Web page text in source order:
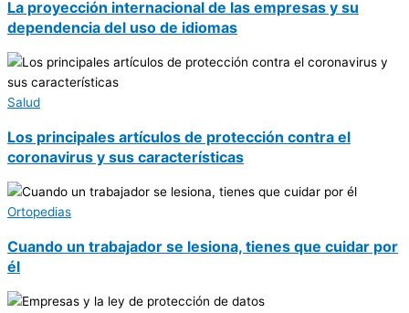
La proyección internacional de las empresas y su
dependencia del uso de idiomas
Salud
Los principales artículos de protección contra el
coronavirus y sus características
Ortopedias
Cuando un trabajador se lesiona, tienes que cuidar por
él